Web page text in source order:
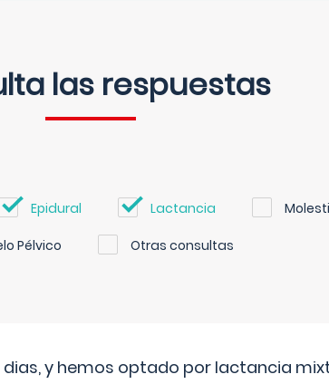
las respuestas
Epidural Lactancia
Pélvico Otras consultas
y hemos optado por lactancia